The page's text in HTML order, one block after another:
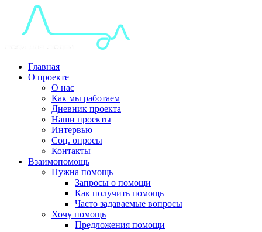
Главная
О проекте
О нас
Как мы работаем
Дневник проекта
Наши проекты
Интервью
Соц. опросы
Контакты
Взаимопомощь
Нужна помощь
Запросы о помощи
Как получить помощь
Часто задаваемые вопросы
Хочу помощь
Предложения помощи